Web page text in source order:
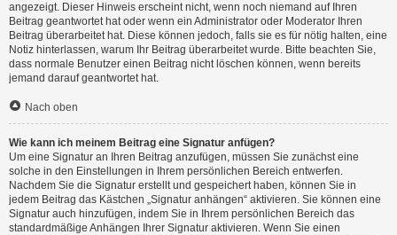
angezeigt. Dieser Hinweis erscheint nicht, wenn noch niemand auf Ihren
Beitrag geantwortet hat oder wenn ein Administrator oder Moderator Ihren
Beitrag überarbeitet hat. Diese können jedoch, falls sie es für nötig halten, eine
Notiz hinterlassen, warum Ihr Beitrag überarbeitet wurde. Bitte beachten Sie,
dass normale Benutzer einen Beitrag nicht löschen können, wenn bereits
jemand darauf geantwortet hat.
Nach oben
Wie kann ich meinem Beitrag eine Signatur anfügen?
Um eine Signatur an Ihren Beitrag anzufügen, müssen Sie zunächst eine
solche in den Einstellungen in Ihrem persönlichen Bereich entwerfen.
Nachdem Sie die Signatur erstellt und gespeichert haben, können Sie in
jedem Beitrag das Kästchen „Signatur anhängen“ aktivieren. Sie können eine
Signatur auch hinzufügen, indem Sie in Ihrem persönlichen Bereich das
standardmäßige Anhängen Ihrer Signatur aktivieren. Wenn Sie einen